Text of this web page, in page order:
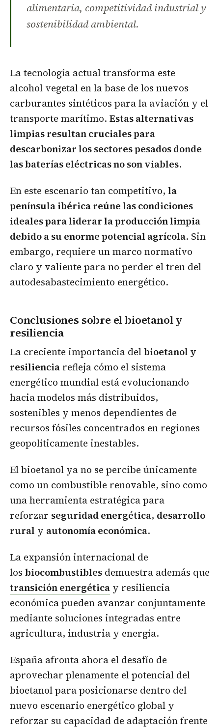
alimentaria, competitividad industrial y
sostenibilidad ambiental.
La tecnología actual transforma este
alcohol vegetal en la base de los nuevos
carburantes sintéticos para la aviación y el
transporte marítimo. Estas alternativas
limpias resultan cruciales para
descarbonizar los sectores pesados donde
las baterías eléctricas no son viables.
En este escenario tan competitivo, la
península ibérica reúne las condiciones
ideales para liderar la producción limpia
debido a su enorme potencial agrícola. Sin
embargo, requiere un marco normativo
claro y valiente para no perder el tren del
autodesabastecimiento energético.
Conclusiones sobre el bioetanol y
resiliencia
La creciente importancia delbioetanol y
resiliencia refleja cómo el sistema
energético mundial está evolucionando
hacia modelos más distribuidos,
sostenibles y menos dependientes de
recursos fósiles concentrados en regiones
geopolíticamente inestables.
El bioetanol ya no se percibe únicamente
como un combustible renovable, sino como
una herramienta estratégica para
reforzar seguridad energética, desarrollo
rural y autonomía económica.
La expansión internacional de
los biocombustibles demuestra además que
transición energética y resiliencia
económica pueden avanzar conjuntamente
mediante soluciones integradas entre
agricultura, industria y energía.
España afronta ahora el desafío de
aprovechar plenamente el potencial del
bioetanol para posicionarse dentro del
nuevo escenario energético global y
reforzar su capacidad de adaptación frente